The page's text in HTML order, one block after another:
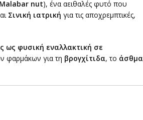
Malabar nut), ένα αειθαλές φυτό που
Σινική ιατρική για τις αποχρεμπτικές,
ως φυσική εναλλακτική σε
φαρμάκων για τη βρογχίτιδα, το άσθμα